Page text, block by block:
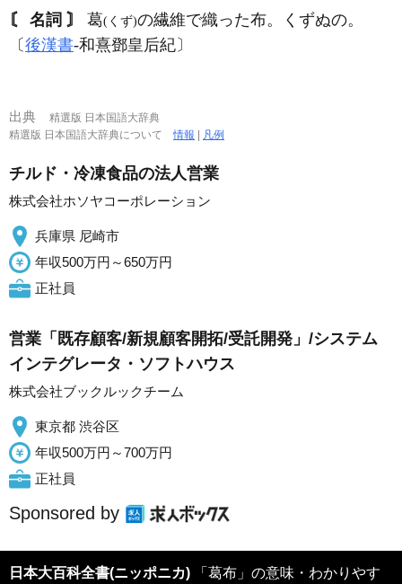
〘 名詞 〙 葛(くず)の繊維で織った布。くずぬの。
〔 後漢書‐和熹鄧皇后紀〕
出典
精選版 日本国語大辞典
精選版 日本国語大辞典について情報 凡例
チルド・冷凍食品の法人営業
株式会社ホソヤコーポレーション
兵庫県 尼崎市
年収500万円～650万円
正社員
営業「既存顧客/新規顧客開拓/受託開発」/システム
インテグレータ・ソフトハウス
株式会社ブックルックチーム
東京都 渋谷区
年収500万円～700万円
正社員
Sponsored by
日本大百科全書(ニッポニカ)